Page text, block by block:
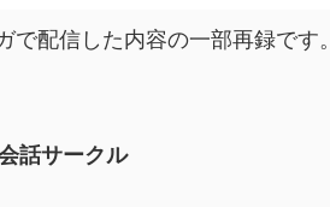
配信した内容の一部再録です。
話サークル